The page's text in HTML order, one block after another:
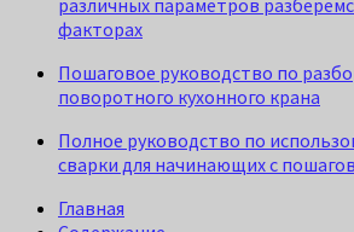
факторах
Пошаговое руководство по
поворотного кухонного крана
Полное руководство по
сварки для начинающих с
Главная